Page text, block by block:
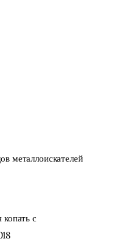
металлоискателей
с